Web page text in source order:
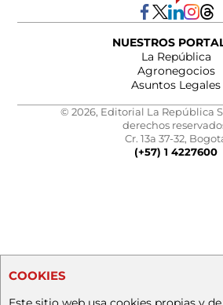
NUESTROS
La República
Agronegocios
Asuntos Legales
© 2026, Editorial La República
derechos
Cr. 13a 37-32,
(+57) 1 4227600
COOKIES